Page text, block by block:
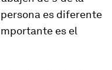
es diferente
es el